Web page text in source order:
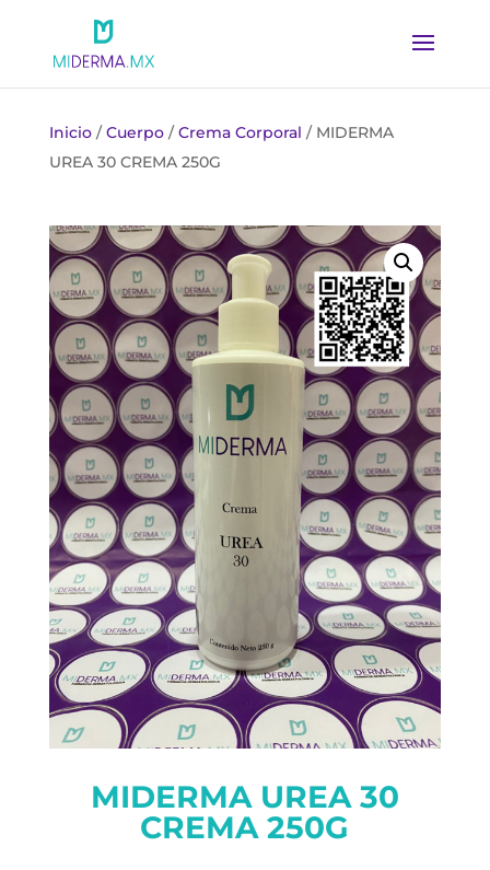
Inicio/Cuerpo/Crema Corporal / MIDERMA
UREA 30 CREMA 250G
MIDERMA UREA 30
CREMA 250G